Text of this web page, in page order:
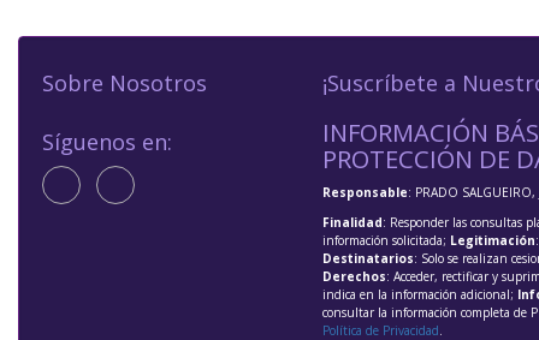
Sobre Nosotros
Síguenos en:
¡Suscríbete a
INFORMACIÓN
PROTECCIÓN DE
Responsable: PRADO SALGUEIRO,
Finalidad: Responder las consultas
información solicitada; Legitimación
Destinatarios: Solo se realizan
Derechos: Acceder, rectificar y
indica en la información adicional;
consultar la información completa de
Política de Privacidad.